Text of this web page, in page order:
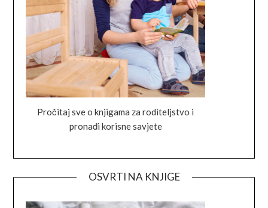
Pročitaj sve o knjigama za roditeljstvo i
pronađi korisne savjete
OSVRTI NA KNJIGE